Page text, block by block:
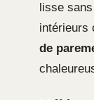
lisse
intérieurs
de